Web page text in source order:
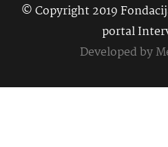
© Copyright 2019
portal
Developed by